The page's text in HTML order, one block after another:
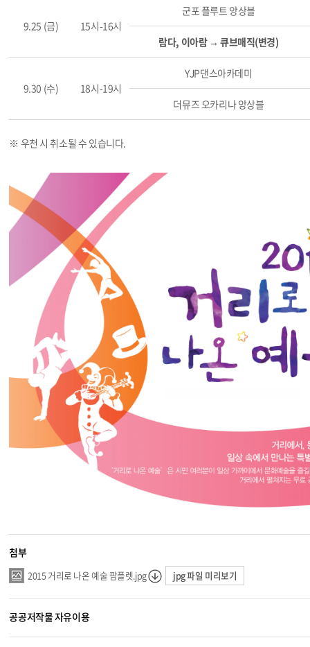
9.25 (금) 15시-16시
군포 플루트 앙상블
람다, 이아람 → 큐브매직(변경)
9.30 (수) 18시-19시
YJP댄스아카데미
더뮤즈 오카리나 앙상블
※ 우천 시 취소될 수 있습니다.
첨부
2015 거리로 나온 예술 팜플렛.jpg jpg 파일 미리보기
공공저작물 자유이용